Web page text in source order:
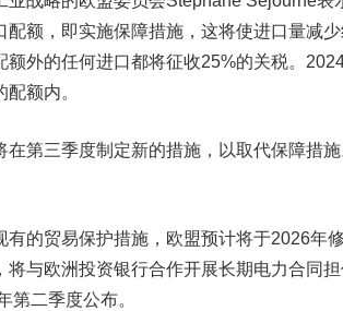
配额，即实施保障措施，这将使进口量减
额外的任何进口都将征收25%的关税。
额内。
在第三季度制定新的措施，以取代保障措
有的贸易保护措施，欧盟预计将于2026年
将与欧洲投资银行合作开展长期电力合同
第二季度公布。